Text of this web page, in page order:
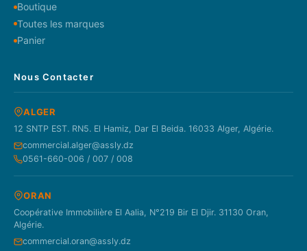
Boutique
Toutes les marques
Panier
Nous Contacter
ALGER
12 SNTP EST. RN5. El Hamiz, Dar El Beida. 16033 Alger, Algérie.
commercial.alger@assly.dz
0561-660-006 / 007 / 008
ORAN
Coopérative Immobilière El Aalia, N°219 Bir El Djir. 31130 Oran,
Algérie.
commercial.oran@assly.dz